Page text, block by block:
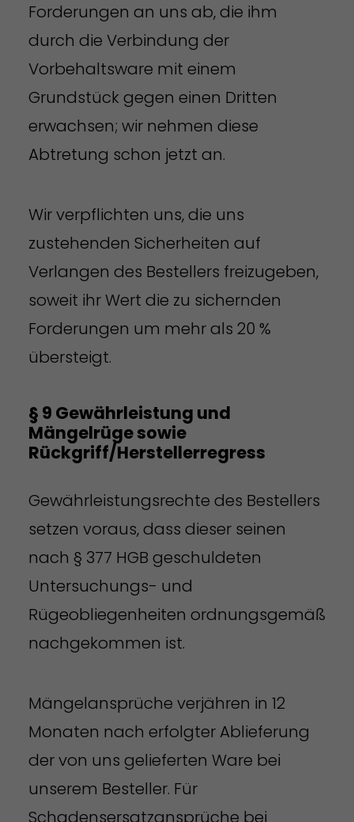
Forderungen an uns ab, die ihm
durch die Verbindung der
Vorbehaltsware mit einem
Grundstück gegen einen Dritten
erwachsen; wir nehmen diese
Abtretung schon jetzt an.
Wir verpflichten uns, die uns
zustehenden Sicherheiten auf
Verlangen des Bestellers freizugeben,
soweit ihr Wert die zu sichernden
Forderungen um mehr als 20 %
übersteigt.
§ 9 Gewährleistung und
Mängelrüge sowie
Rückgriff/Herstellerregress
Gewährleistungsrechte des Bestellers
setzen voraus, dass dieser seinen
nach § 377 HGB geschuldeten
Untersuchungs- und
Rügeobliegenheiten ordnungsgemäß
nachgekommen ist.
Mängelansprüche verjähren in 12
Monaten nach erfolgter Ablieferung
der von uns gelieferten Ware bei
unserem Besteller. Für
Schadensersatzansprüche bei